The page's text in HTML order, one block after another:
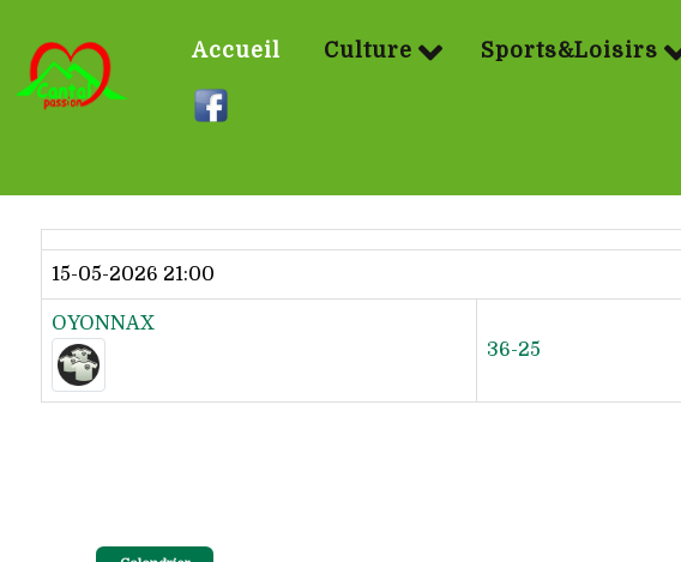
Accueil Culture Sports&Loisirs
15-05-2026 21:00
OYONNAX
36-25